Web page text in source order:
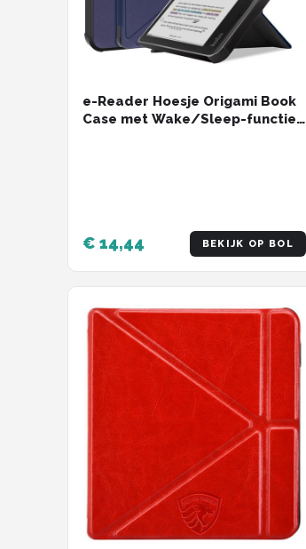
e-Reader Hoesje Origami Book
Case met Wake/Sleep-functie -
€ 14,44 BEKIJK OP BOL